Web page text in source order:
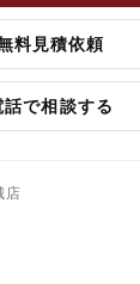
料見積依頼
話で相談する